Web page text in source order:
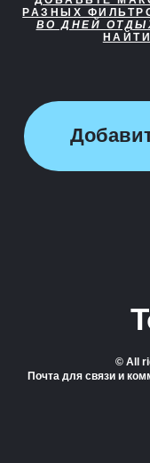
РАЗНЫХ
ВО ДНЕЙ
© All
Почта для связи и